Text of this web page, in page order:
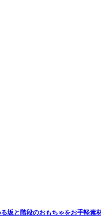
坂と階段のおもちゃをお手軽素